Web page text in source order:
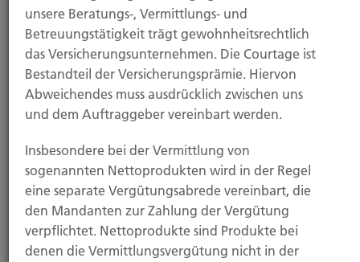
Private Krankenversicherung: Steigende
Beiträge zeichnen sich ab
21.11.2025
Sturm- und Hagelschäden: So melden Sie
Schäden richtig
Leistungen
unsere Beratungs-, Vermittlungs- und
Betreuungstätigkeit trägt gewohnheitsrechtlich
das Versicherungsunternehmen. Die Courtage ist
Bestandteil der Versicherungsprämie. Hiervon
Abweichendes muss ausdrücklich zwischen uns
und dem Auftraggeber vereinbart werden.
Insbesondere bei der Vermittlung von
sogenannten Nettoprodukten wird in der Regel
eine separate Vergütungsabrede vereinbart, die
den Mandanten zur Zahlung der Vergütung
verpflichtet. Nettoprodukte sind Produkte bei
denen die Vermittlungsvergütung nicht in der